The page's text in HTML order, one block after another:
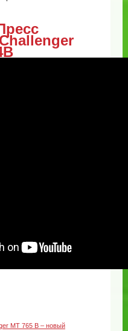
MT 765 В – новый